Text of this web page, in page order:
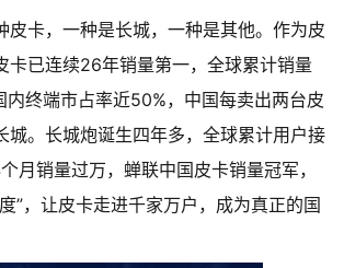
皮卡，一种是长城，一种是其他。作为皮
卡已连续26年销量第一，全球累计销量
终端市占率近50%，中国每卖出两台皮
城。长城炮诞生四年多，全球累计用户接
月销量过万，蝉联中国皮卡销量冠军，
”，让皮卡走进千家万户，成为真正的国